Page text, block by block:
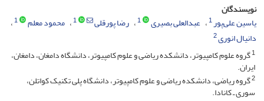
نویسندگان
یاسین علی‌پور1 عبدالعلی بصیری 1 رضا پورقلی 1 محمود معلم 1
دانیال انوری2
1گروه علوم کامپیوتر، دانشکده ریاضی و علوم کامپیوتر، دانشگاه دامغان، دامغان،
ایران.
2گروه ریاضی، دانشکده ریاضی و علوم کامپیوتر، دانشگاه پلی تکنیک کواتلن،
سوری ـ کانادا.